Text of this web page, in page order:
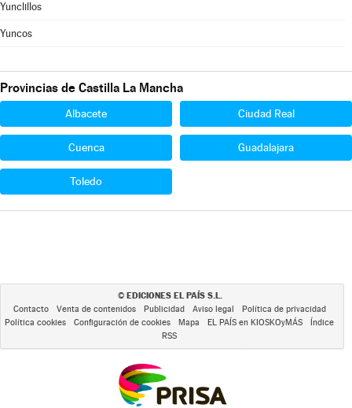
Yunclillos
Yuncos
Provincias de Castilla La Mancha
Albacete Ciudad Real
Cuenca Guadalajara
Toledo
© EDICIONES EL PAÍS S.L.
Contacto Venta de contenidos Publicidad Aviso legal
Política de privacidad
Política cookies
Configuración de cookies Mapa EL PAÍS en KIOSKOyMÁS
Índice
RSS